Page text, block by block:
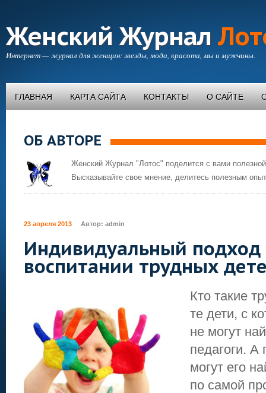
Женский Журнал
Интернет — журнал для женщин: звезды, мода, красота, мы и мужчины.
ГЛАВНАЯ КАРТА САЙТА КОНТАКТЫ О САЙТЕ
ОБ АВТОРЕ
Женский Журнал "Лотос" поделится с вами
Высказывайте свое мнение, делитесь полезным
23 апреля 2013 Автор: admin
Индивидуальный подход
воспитании трудных
Кто такие
те дети, с
не могут
педагоги. А
могут его
по самой